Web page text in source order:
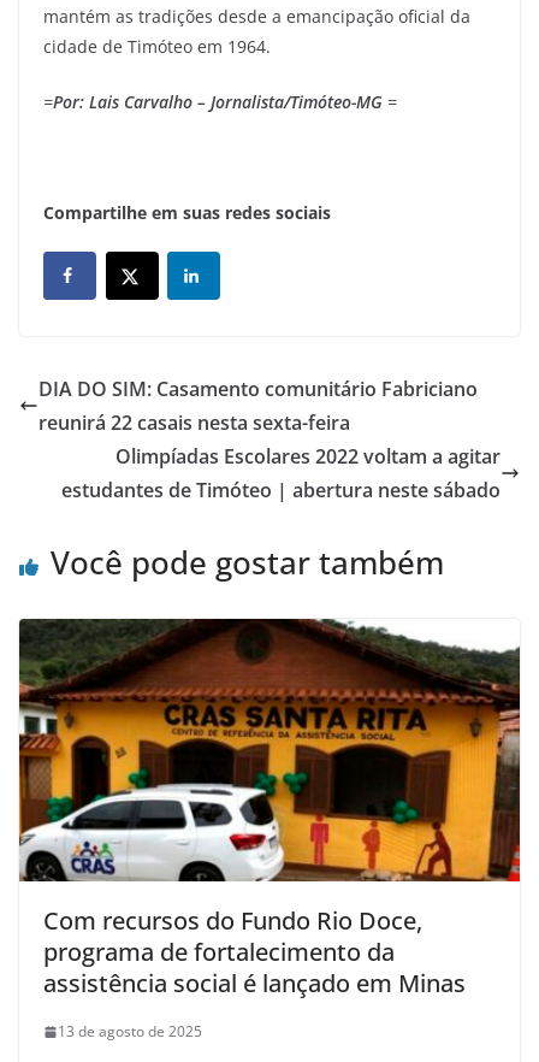
mantém as tradições desde a emancipação oficial da
cidade de Timóteo em 1964.
=Por: Lais Carvalho – Jornalista/Timóteo-MG =
Compartilhe em suas redes sociais
DIA DO SIM: Casamento comunitário Fabriciano
reunirá 22 casais nesta sexta-feira
Olimpíadas Escolares 2022 voltam a agitar
estudantes de Timóteo | abertura neste sábado
Você pode gostar também
Com recursos do Fundo Rio Doce,
programa de fortalecimento da
assistência social é lançado em Minas
13 de agosto de 2025